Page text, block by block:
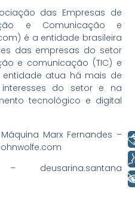
das Empresas de
e Comunicação e
é a entidade brasileira
das empresas do setor
e comunicação (TIC) e
entidade atua há mais de
do setor e na
tecnológico e digital
Marx Fernandes –
deusarina.santana
Libras